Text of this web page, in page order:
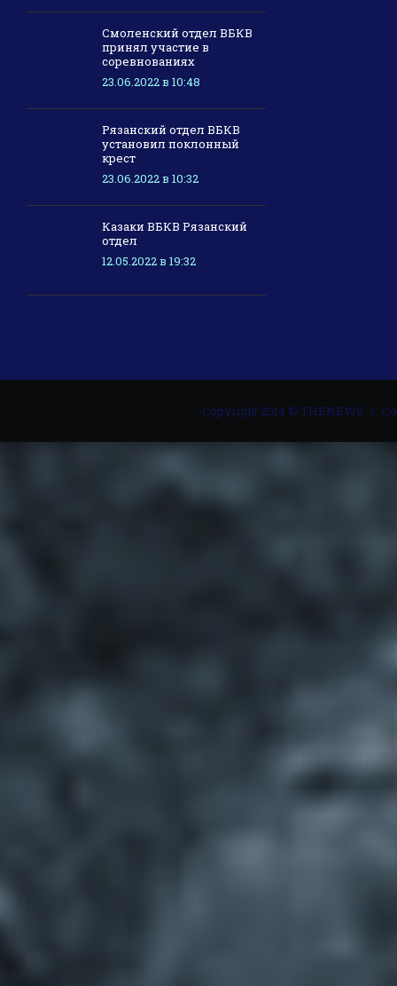
Смоленский отдел ВБКВ
принял участие в
соревнованиях
23.06.2022 в 10:48
Рязанский отдел ВБКВ
установил поклонный
крест
23.06.2022 в 10:32
Казаки ВБКВ Рязанский
отдел
12.05.2022 в 19:32
Copyright 2014 © THENEWS